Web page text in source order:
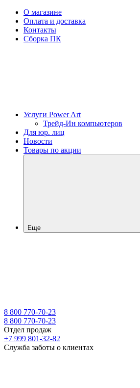
О магазине
Оплата и доставка
Контакты
Сборка ПК
Услуги Power Art
Трейд-Ин компьютеров
Для юр. лиц
Новости
Товары по акции
Еще
8 800 770-70-23
8 800 770-70-23
Отдел продаж
+7 999 801-32-82
Служба заботы о клиентах